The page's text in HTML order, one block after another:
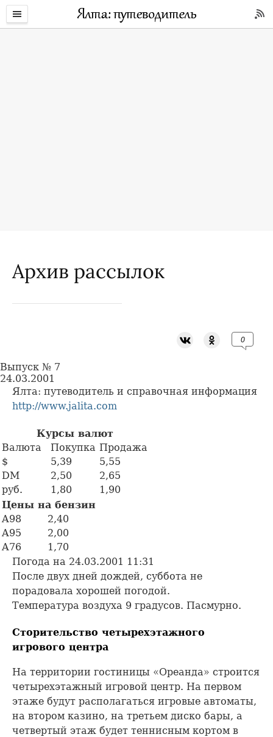
Архив рассылок
0
Выпуск № 7
24.03.2001
Ялта: путеводитель и справочная информация
http://www.jalita.com
Курсы валют
Валюта
Покупка Продажа
$
5,39
5,55
DM
2,50
2,65
руб.
1,80
1,90
Цены на бензин
A98
2,40
A95
2,00
A76
1,70
Погода на 24.03.2001 11:31
После двух дней дождей, суббота не
порадовала хорошей погодой.
Температура воздуха 9 градусов. Пасмурно.
Сторительство четырехэтажного
игрового центра
На территории гостиницы «Ореанда» строится
четырехэтажный игровой центр. На первом
этаже будут располагаться игровые автоматы,
на втором казино, на третьем диско бары, а
четвертый этаж будет теннисным кортом в